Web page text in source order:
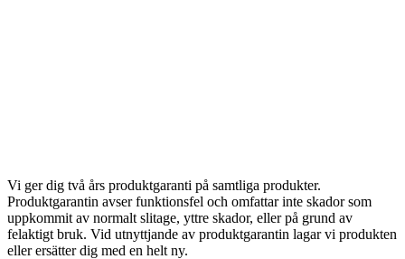
Vi ger dig två års produktgaranti på samtliga produkter.
Produktgarantin avser funktionsfel och omfattar inte skador som
uppkommit av normalt slitage, yttre skador, eller på grund av
felaktigt bruk. Vid utnyttjande av produktgarantin lagar vi produkten
eller ersätter dig med en helt ny.